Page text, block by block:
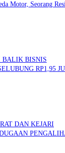
Motor, Seorang
BALIK BISNIS
RP1,95
DAN KEJARI